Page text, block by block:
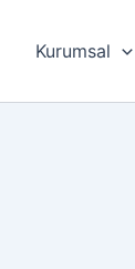
Kurumsal